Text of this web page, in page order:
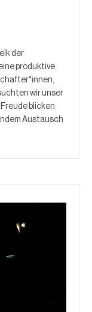
der
produktive
wir unser
blicken
Austausch